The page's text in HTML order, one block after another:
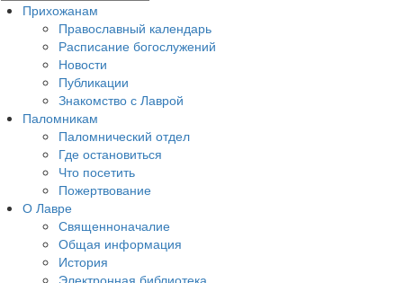
Прихожанам
Православный календарь
Расписание богослужений
Новости
Публикации
Знакомство с Лаврой
Паломникам
Паломнический отдел
Где остановиться
Что посетить
Пожертвование
О Лавре
Священноначалие
Общая информация
История
Электронная библиотека